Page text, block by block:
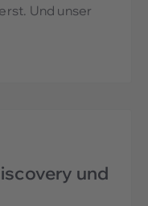
Und unser
und